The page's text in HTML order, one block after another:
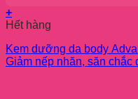
sản
phẩm
+
Hết hàng
Kem dưỡng da body
Giảm nếp nhăn, săn chắc